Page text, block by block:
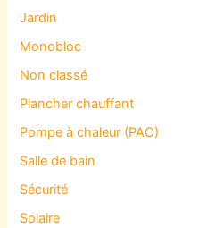
Jardin
Monobloc
Non classé
Plancher chauffant
Pompe à chaleur (PAC)
Salle de bain
Sécurité
Solaire